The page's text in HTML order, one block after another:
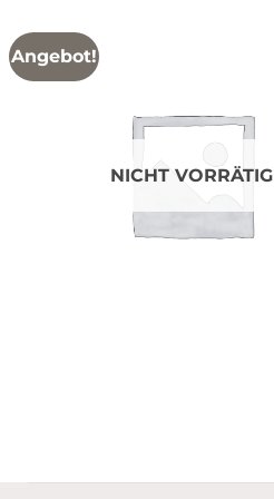
Angebot!
NICHT VORRÄTIG